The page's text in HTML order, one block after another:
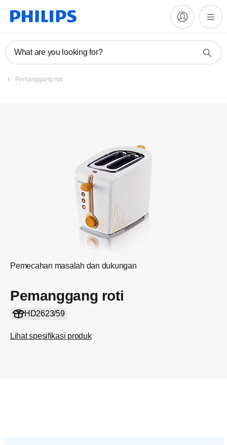
What are you looking for?
Pemanggang roti
Pemecahan masalah dan dukungan
Pemanggang roti
HD2623/59
Lihat spesifikasi produk
Daftarkan produk